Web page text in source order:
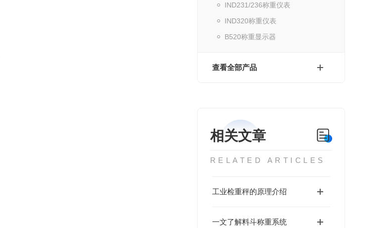
IND231/236称重仪表
IND320称重仪表
B520称重显示器
查看全部产品
相关文章
RELATED ARTICLES
工业检重秤的原理介绍
一文了解料斗称重系统